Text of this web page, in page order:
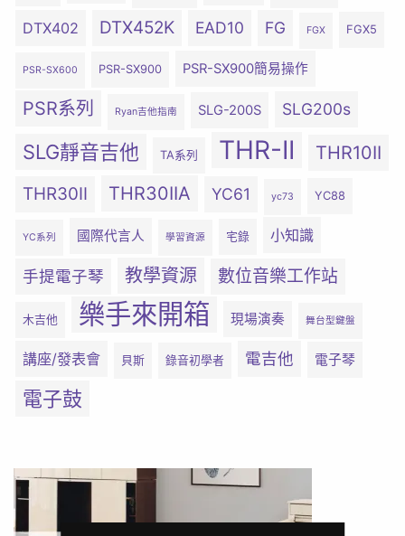
DTX402 DTX452K EAD10 FG FGX FGX5
PSR-SX600 PSR-SX900 PSR-SX900簡易操作
PSR系列 Ryan吉他指南 SLG-200S SLG200s
SLG靜音吉他 TA系列 THR-II THR10II
THR30II THR30IIA YC61 yc73 YC88
YC系列 國際代言人 學習資源 宅錄 小知識
手提電子琴 教學資源 數位音樂工作站
木吉他 樂手來開箱 現場演奏 舞台型鍵盤
講座/發表會 貝斯 錄音初學者 電吉他 電子琴
電子鼓